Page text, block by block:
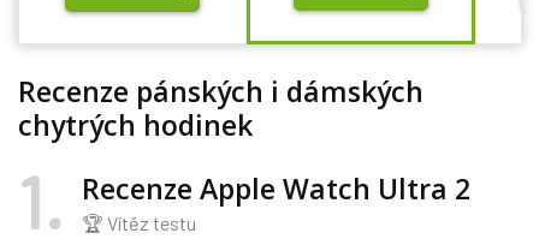
Recenze pánských i dámských
chytrých hodinek
1 Recenze Apple Watch Ultra 2
🏆 Vítěz testu